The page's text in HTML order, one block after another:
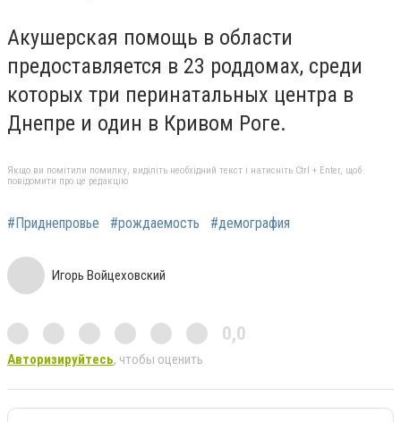
Акушерская помощь в области
предоставляется в 23 роддомах, среди
которых три перинатальных центра в
Днепре и один в Кривом Роге.
Якщо ви помітили помилку, виділіть необхідний текст і натисніть Ctrl + Enter, щоб
повідомити про це редакцію
#Приднепровье #рождаемость #демография
Игорь Войцеховский
0,0
Авторизируйтесь, чтобы оценить